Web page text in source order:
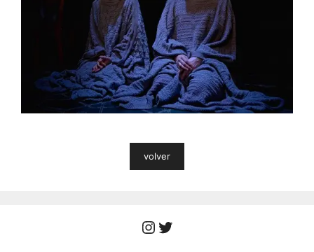
volver
Instagram
Twitter